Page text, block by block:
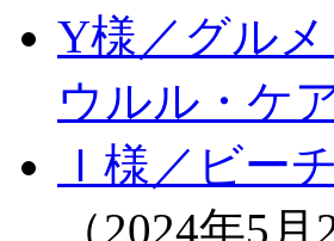
Y様／グル
ウルル・ケ
Ｉ様／ビー
（2024年5